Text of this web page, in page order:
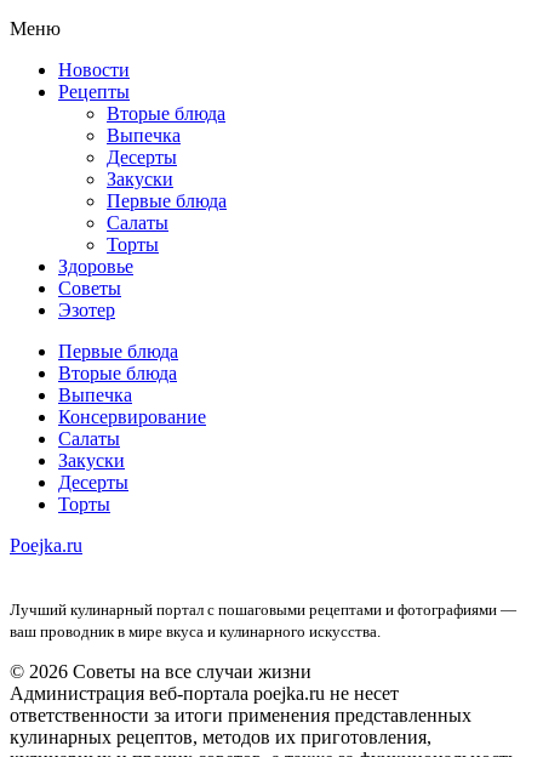
Меню
Новости
Рецепты
Вторые блюда
Выпечка
Десерты
Закуски
Первые блюда
Салаты
Торты
Здоровье
Советы
Эзотер
Первые блюда
Вторые блюда
Выпечка
Консервирование
Салаты
Закуски
Десерты
Торты
Poejka.ru
Лучший кулинарный портал с пошаговыми рецептами и фотографиями —
ваш проводник в мире вкуса и кулинарного искусства.
© 2026 Советы на все случаи жизни
Администрация веб-портала poejka.ru не несет
ответственности за итоги применения представленных
кулинарных рецептов, методов их приготовления,